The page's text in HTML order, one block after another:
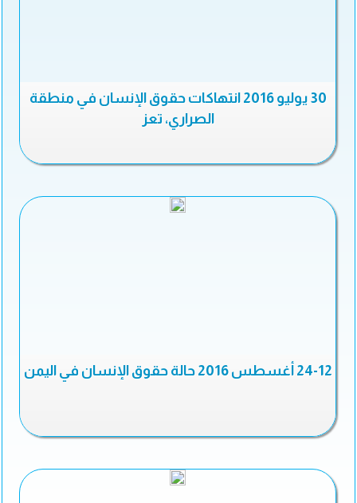
30 يوليو 2016 انتهاكات حقوق الإنسان في منطقة
الصراري، تعز
24-12 أغسطس 2016 حالة حقوق الإنسان في اليمن